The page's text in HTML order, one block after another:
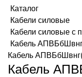
Каталог
Кабели силовые
Кабели силовые с
Кабель
Кабель
Кабель